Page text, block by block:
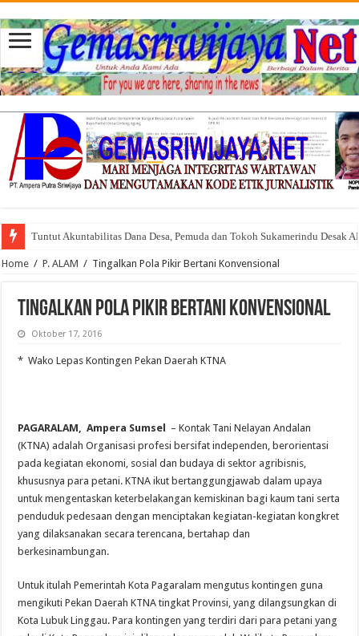
Tuntut Akuntabilitas Dana Desa, Pemuda dan Tokoh Sukamerindu Desak
Home / P. ALAM / Tingalkan Pola Pikir Bertani Konvensional
Tingalkan Pola Pikir Bertani Konvensional
Oktober 17, 2016
* Wako Lepas Kontingen Pekan Daerah KTNA
PAGARALAM, Ampera Sumsel
– Kontak Tani Nelayan Andalan
(KTNA) adalah Organisasi profesi bersifat independen, berorientasi
pada kegiatan ekonomi, sosial dan budaya di sektor agribisnis,
khususnya para petani. KTNA ikut bertanggungjawab dalam upaya
untuk mengentaskan keterbelakangan kemiskinan bagi kaum tani serta
penduduk pedesaan dengan menciptakan kegiatan-kegiatan kongkret
yang dilaksanakan secara terencana, bertahap dan
berkesinambungan.
Untuk itulah Pemerintah Kota Pagaralam mengutus kontingen guna
mengikuti Pekan Daerah KTNA tingkat Provinsi, yang dilangsungkan di
Kota Lubuk Linggau. Para kontingen yang terdiri dari para petani yang